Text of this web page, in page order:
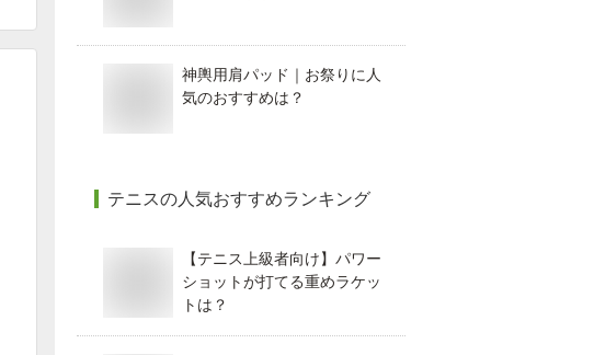
神輿用肩パッド｜お祭りに人
気のおすすめは？
テニスの人気おすすめランキング
【テニス上級者向け】パワー
ショットが打てる重めラケッ
トは？